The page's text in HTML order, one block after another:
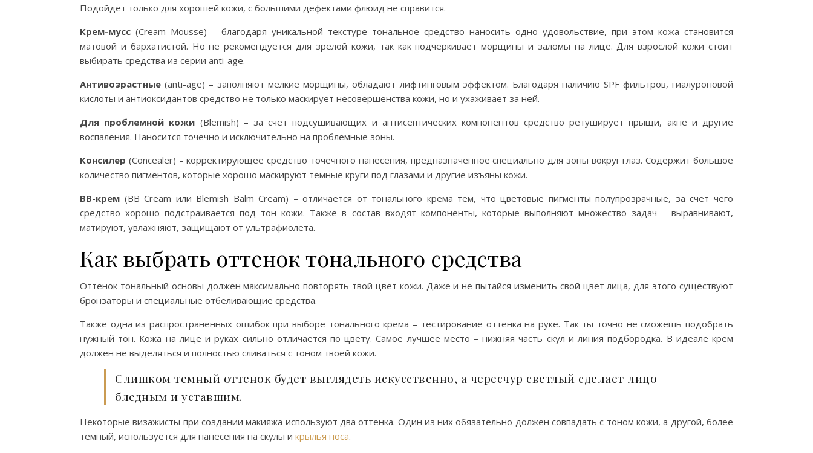
Подойдет только для хорошей кожи, с большими дефектами флюид не справится.
Крем-мусс (Cream Mousse) – благодаря уникальной текстуре тональное средство наносить одно удовольствие, при этом кожа становится
матовой и бархатистой. Но не рекомендуется для зрелой кожи, так как подчеркивает морщины и заломы на лице. Для взрослой кожи стоит
выбирать средства из серии anti-age.
Антивозрастные (anti-age) – заполняют мелкие морщины, обладают лифтинговым эффектом. Благодаря наличию SPF фильтров, гиалуроновой
кислоты и антиоксидантов средство не только маскирует несовершенства кожи, но и ухаживает за ней.
Для проблемной кожи (Blemish) – за счет подсушивающих и антисептических компонентов средство ретуширует прыщи, акне и другие
воспаления. Наносится точечно и исключительно на проблемные зоны.
Консилер (Concealer) – корректирующее средство точечного нанесения, предназначенное специально для зоны вокруг глаз. Содержит большое
количество пигментов, которые хорошо маскируют темные круги под глазами и другие изъяны кожи.
ВВ-крем (BB Cream или Blemish Balm Cream) – отличается от тонального крема тем, что цветовые пигменты полупрозрачные, за счет чего
средство хорошо подстраивается под тон кожи. Также в состав входят компоненты, которые выполняют множество задач – выравнивают,
матируют, увлажняют, защищают от ультрафиолета.
Как выбрать оттенок тонального средства
Оттенок тональный основы должен максимально повторять твой цвет кожи. Даже и не пытайся изменить свой цвет лица, для этого существуют
бронзаторы и специальные отбеливающие средства.
Также одна из распространенных ошибок при выборе тонального крема – тестирование оттенка на руке. Так ты точно не сможешь подобрать
нужный тон. Кожа на лице и руках сильно отличается по цвету. Самое лучшее место – нижняя часть скул и линия подбородка. В идеале крем
должен не выделяться и полностью сливаться с тоном твоей кожи.
Слишком темный оттенок будет выглядеть искусственно, а чересчур светлый сделает лицо
бледным и уставшим.
Некоторые визажисты при создании макияжа используют два оттенка. Один из них обязательно должен совпадать с тоном кожи, а другой, более
темный, используется для нанесения на скулы и крылья носа.